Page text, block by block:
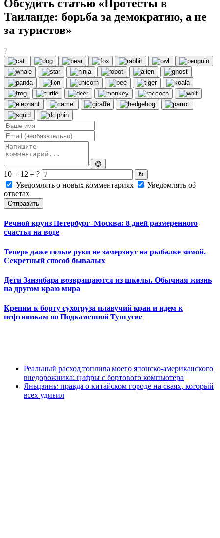
Обсудить статью «Протесты в
Таиланде: борьба за демократию, а не
за туристов»
?
😊
10 + 12 = ? ↻
Уведомлять о новых комментариях
Уведомлять об
ответах
Отправить
Речной круиз Петербург–Москва: 8 дней размеренного
счастья на воде
Теперь даже голые руки не замерзнут на рыбалке зимой.
Секретный способ бывалых
Дети Занзибара возвращаются из школы. Обычная жизнь
на другом краю мира
Крепим к борту сухогруза плавучий кран и идем к
нефтяникам по Подкаменной Тунгуске
Реальный расход топлива моего японско-американского
внедорожника: цифры с бортового компьютера
Яньцзинь: правда о китайском городе на сваях, который
всех удивил